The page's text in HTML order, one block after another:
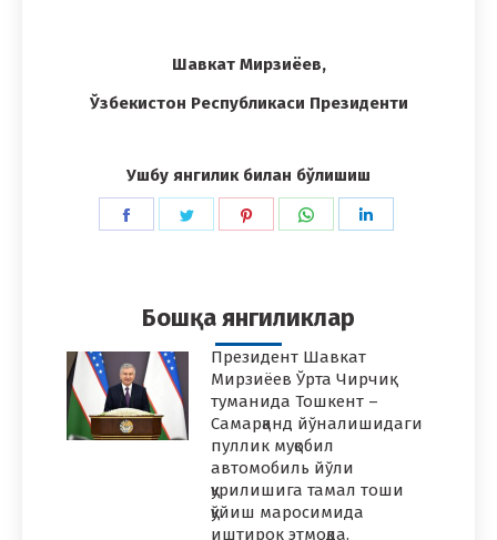
Шавкат Мирзиёев,
Ўзбекистон Республикаси Президенти
Ушбу янгилик билан бўлишиш
Share
Share
Share
Share
Бошқа янгиликлар
Президент Шавкат
Мирзиёев Ўрта Чирчиқ
туманида Тошкент –
Самарқанд йўналишидаги
пуллик муқобил
автомобиль йўли
қурилишига тамал тоши
қўйиш маросимида
иштирок этмоқда.